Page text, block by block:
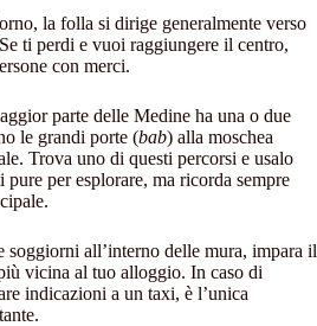
la folla si dirige generalmente verso
ti perdi e vuoi raggiungere il centro,
con merci.
parte delle Medine ha una o due
le grandi porte (bab) alla moschea
Trova uno di questi percorsi e usalo
per esplorare, ma ricorda sempre
soggiorni all’interno delle mura, impara il
vicina al tuo alloggio. In caso di
indicazioni a un taxi, è l’unica